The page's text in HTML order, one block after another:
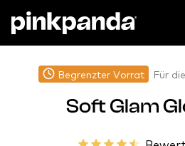
Begrenzter Vorrat Für
Soft Glam